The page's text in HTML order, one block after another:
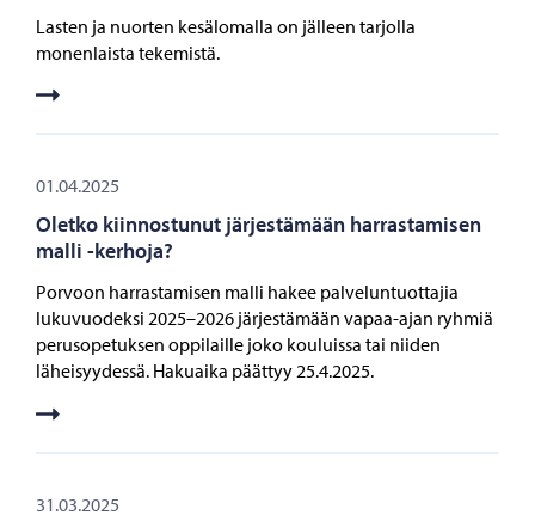
Lasten ja nuorten kesälomalla on jälleen tarjolla
monenlaista tekemistä.
01.04.2025
Oletko kiinnostunut järjestämään harrastamisen
malli -kerhoja?
Porvoon harrastamisen malli hakee palveluntuottajia
lukuvuodeksi 2025–2026 järjestämään vapaa-ajan ryhmiä
perusopetuksen oppilaille joko kouluissa tai niiden
läheisyydessä. Hakuaika päättyy 25.4.2025.
31.03.2025